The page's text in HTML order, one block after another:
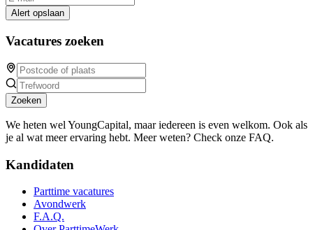
Alert opslaan
Vacatures zoeken
Zoeken
We heten wel YoungCapital, maar iedereen is even welkom. Ook als
je al wat meer ervaring hebt. Meer weten? Check onze FAQ.
Kandidaten
Parttime vacatures
Avondwerk
F.A.Q.